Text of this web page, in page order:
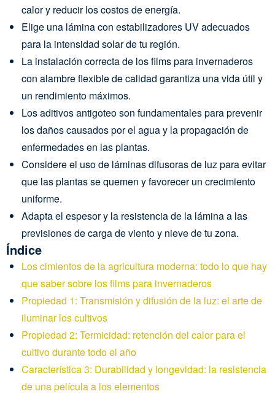
calor y reducir los costos de energía.
Elige una lámina con estabilizadores UV adecuados
para la intensidad solar de tu región.
La instalación correcta de los films para invernaderos
con alambre flexible de calidad garantiza una vida útil y
un rendimiento máximos.
Los aditivos antigoteo son fundamentales para prevenir
los daños causados por el agua y la propagación de
enfermedades en las plantas.
Considere el uso de láminas difusoras de luz para evitar
que las plantas se quemen y favorecer un crecimiento
uniforme.
Adapta el espesor y la resistencia de la lámina a las
previsiones de carga de viento y nieve de tu zona.
Índice
Los cimientos de la agricultura moderna: todo lo que hay
que saber sobre los films para invernaderos
Propiedad 1: Transmisión y difusión de la luz: el arte de
iluminar los cultivos
Propiedad 2: Termicidad: retención del calor para el
cultivo durante todo el año
Característica 3: Durabilidad y longevidad: la resistencia
de una película a los elementos